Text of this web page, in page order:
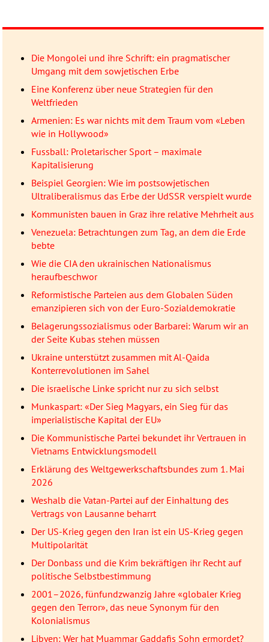
Die Mongolei und ihre Schrift: ein pragmatischer
Umgang mit dem sowjetischen Erbe
Eine Konferenz über neue Strategien für den
Weltfrieden
Armenien: Es war nichts mit dem Traum vom «Leben
wie in Hollywood»
Fussball: Proletarischer Sport – maximale
Kapitalisierung
Beispiel Georgien: Wie im postsowjetischen
Ultraliberalismus das Erbe der UdSSR verspielt wurde
Kommunisten bauen in Graz ihre relative Mehrheit aus
Venezuela: Betrachtungen zum Tag, an dem die Erde
bebte
Wie die CIA den ukrainischen Nationalismus
heraufbeschwor
Reformistische Parteien aus dem Globalen Süden
emanzipieren sich von der Euro-Sozialdemokratie
Belagerungssozialismus oder Barbarei: Warum wir an
der Seite Kubas stehen müssen
Ukraine unterstützt zusammen mit Al-Qaida
Konterrevolutionen im Sahel
Die israelische Linke spricht nur zu sich selbst
Munkaspart: «Der Sieg Magyars, ein Sieg für das
imperialistische Kapital der EU»
Die Kommunistische Partei bekundet ihr Vertrauen in
Vietnams Entwicklungsmodell
Erklärung des Weltgewerkschaftsbundes zum 1. Mai
2026
Weshalb die Vatan-Partei auf der Einhaltung des
Vertrags von Lausanne beharrt
Der US-Krieg gegen den Iran ist ein US-Krieg gegen
Multipolarität
Der Donbass und die Krim bekräftigen ihr Recht auf
politische Selbstbestimmung
2001–2026, fünfundzwanzig Jahre «globaler Krieg
gegen den Terror», das neue Synonym für den
Kolonialismus
Libyen: Wer hat Muammar Gaddafis Sohn ermordet?